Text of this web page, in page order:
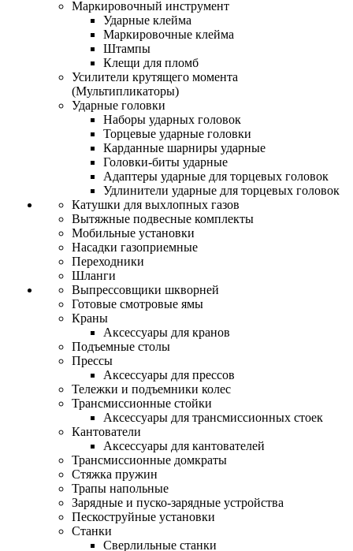
Маркировочный инструмент
Ударные клейма
Маркировочные клейма
Штампы
Клещи для пломб
Усилители крутящего момента
(Мультипликаторы)
Ударные головки
Наборы ударных головок
Торцевые ударные головки
Карданные шарниры ударные
Головки-биты ударные
Адаптеры ударные для торцевых головок
Удлинители ударные для торцевых головок
Катушки для выхлопных газов
Вытяжные подвесные комплекты
Мобильные установки
Насадки газоприемные
Переходники
Шланги
Выпрессовщики шкворней
Готовые смотровые ямы
Краны
Аксессуары для кранов
Подъемные столы
Прессы
Аксессуары для прессов
Тележки и подъемники колес
Трансмиссионные стойки
Аксессуары для трансмиссионных стоек
Кантователи
Аксессуары для кантователей
Трансмиссионные домкраты
Стяжка пружин
Трапы напольные
Зарядные и пуско-зарядные устройства
Пескоструйные установки
Станки
Сверлильные станки